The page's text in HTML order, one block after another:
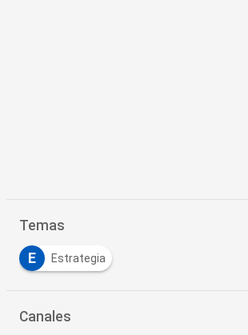
Temas
E Estrategia
Canales